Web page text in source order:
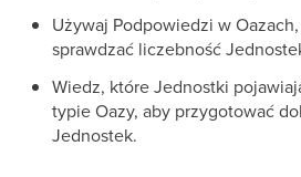
Używaj Podpowiedzi w
sprawdzać liczebność
Wiedz, które Jednostki
typie Oazy, aby przygotować
Jednostek.